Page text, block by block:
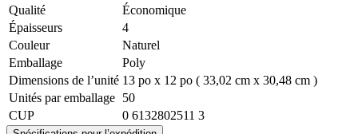
Qualité
Économique
Épaisseurs
4
Couleur
Naturel
Emballage
Poly
Dimensions de l’unité 13 po x 12 po ( 33,02 cm x 30,48 cm )
Unités par emballage 50
CUP
0 6132802511 3